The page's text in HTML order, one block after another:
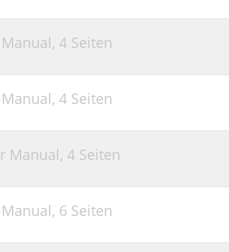
4 Seiten
4 Seiten
Manual, 4 Seiten
6 Seiten